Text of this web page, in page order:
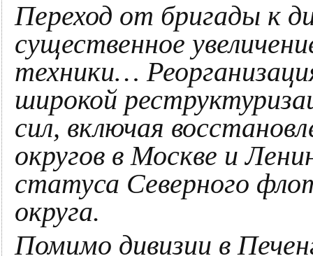
Переход от бригады к
существенное
техники…
широкой
сил, включая
округов в Москве и
статуса Северного
округа.
Помимо дивизии в